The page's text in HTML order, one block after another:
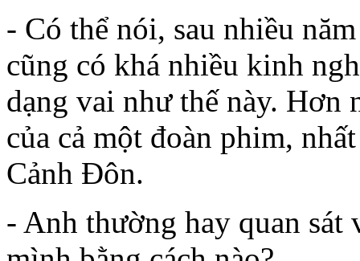
- Có thể nói, sau nhiều
cũng có khá nhiều kinh
dạng vai như thế này. Hơn
của cả một đoàn phim,
Cảnh Đôn.
- Anh thường hay quan